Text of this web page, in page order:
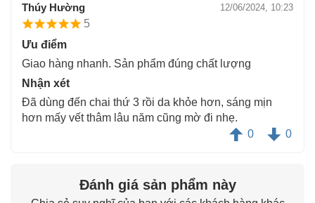
Thúy Hường 12/06/2024, 10:23
5
Ưu điểm
Giao hàng nhanh. Sản phẩm đúng chất lượng
Nhận xét
Đã dùng đến chai thứ 3 rồi da khỏe hơn, sáng mịn
hơn mấy vết thâm lâu năm cũng mờ đi nhẹ.
0
0
Đánh giá sản phẩm này